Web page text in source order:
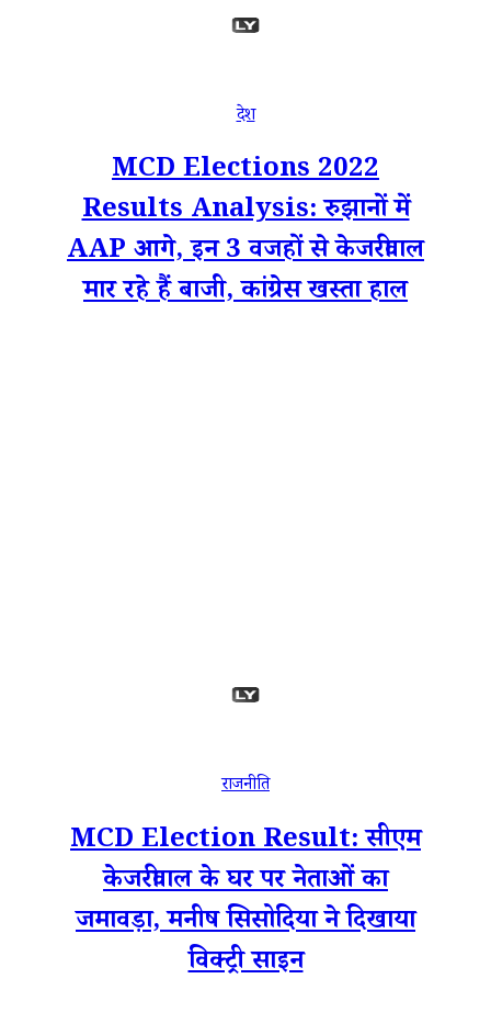
देश
MCD Elections 2022
Results Analysis: रुझानों में
AAP आगे, इन 3 वजहों से केजरीवाल
मार रहे हैं बाजी, कांग्रेस खस्ता हाल
राजनीति
MCD Election Result: सीएम
केजरीवाल के घर पर नेताओं का
जमावड़ा, मनीष सिसोदिया ने दिखाया
विक्ट्री साइन